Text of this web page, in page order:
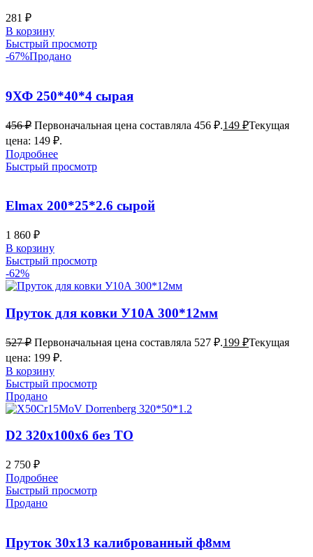
281 ₽
В корзину
Быстрый просмотр
-67%Продано
9ХФ 250*40*4 сырая
456₽ Первоначальная цена составляла 456 ₽.149 ₽Текущая
цена: 149 ₽.
Подробнее
Быстрый просмотр
Elmax 200*25*2.6 сырой
1 860 ₽
В корзину
Быстрый просмотр
-62%
Пруток для ковки У10А 300*12мм
527₽ Первоначальная цена составляла 527 ₽.199 ₽Текущая
цена: 199 ₽.
В корзину
Быстрый просмотр
Продано
D2 320x100x6 без ТО
2 750 ₽
Подробнее
Быстрый просмотр
Продано
Пруток 30х13 калиброванный ф8мм